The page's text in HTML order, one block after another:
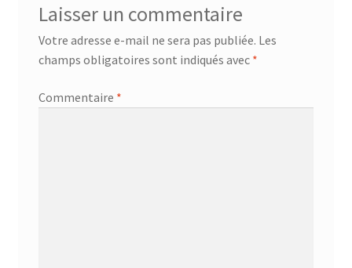
Laisser un commentaire
Votre adresse e-mail ne sera pas publiée. Les
champs obligatoires sont indiqués avec *
Commentaire *